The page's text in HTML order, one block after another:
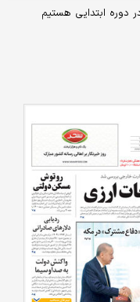
ابتدایی هستیم